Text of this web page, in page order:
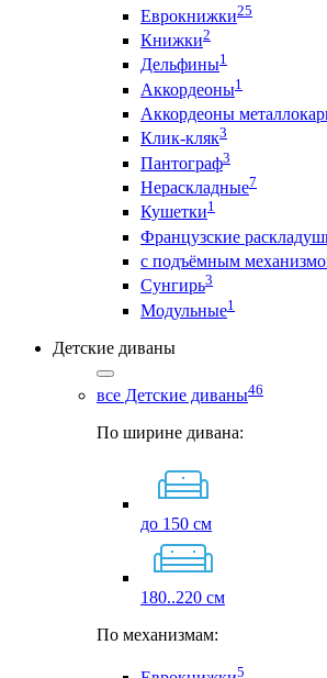
Еврокнижки25
Книжки2
Дельфины1
Аккордеоны1
Аккордеоны
Клик-кляк3
Пантограф3
Нераскладные7
Кушетки1
Французские
с подъёмным
Сунгирь3
Модульные1
Детские диваны
все Детские диваны46
По ширине дивана:
до 150 см
180..220 см
По механизмам:
5